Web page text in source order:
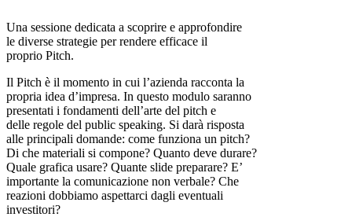
Una sessione dedicata a scoprire e approfondire
le diverse strategie per rendere efficace il
proprio Pitch.
Il Pitch è il momento in cui l’azienda racconta la
propria idea d’impresa. In questo modulo saranno
presentati i fondamenti dell’arte del pitch e
delle regole del public speaking. Si darà risposta
alle principali domande: come funziona un pitch?
Di che materiali si compone? Quanto deve durare?
Quale grafica usare? Quante slide preparare? E’
importante la comunicazione non verbale? Che
reazioni dobbiamo aspettarci dagli eventuali
investitori?